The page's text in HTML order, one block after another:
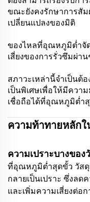
ขณะยังคงรักษาการสั
เปลี่ยนแปลงของมิติ
ของไหลที่อุณหภูมิต่ำจั
เสี่ยงของการรั่วซึมผ่า
สภาวะเหล่านี้จำเป็นต้
เป็นพิเศษเพื่อให้มีควา
เชื่อถือได้ที่อุณหภูมิต่ำ
ความท้าทายหลัก
ความเปราะบางขอ
ที่อุณหภูมิต่ำสุดขั้ว วัส
กลายเป็นเปราะ ซึ่งลด
และเพิ่มความเสี่ยงต่อ